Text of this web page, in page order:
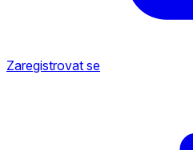
Zaregistrovat se